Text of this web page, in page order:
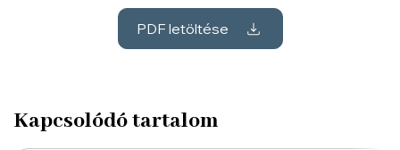
PDF letöltése
Kapcsolódó tartalom